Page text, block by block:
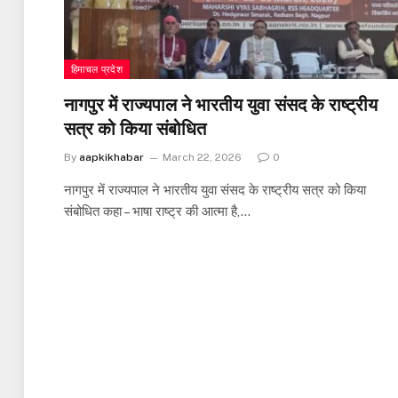
हिमाचल प्रदेश
नागपुर में राज्यपाल ने भारतीय युवा संसद के राष्ट्रीय
सत्र को किया संबोधित
By aapkikhabar March 22, 2026 0
नागपुर में राज्यपाल ने भारतीय युवा संसद के राष्ट्रीय सत्र को किया
संबोधित कहा – भाषा राष्ट्र की आत्मा है,…